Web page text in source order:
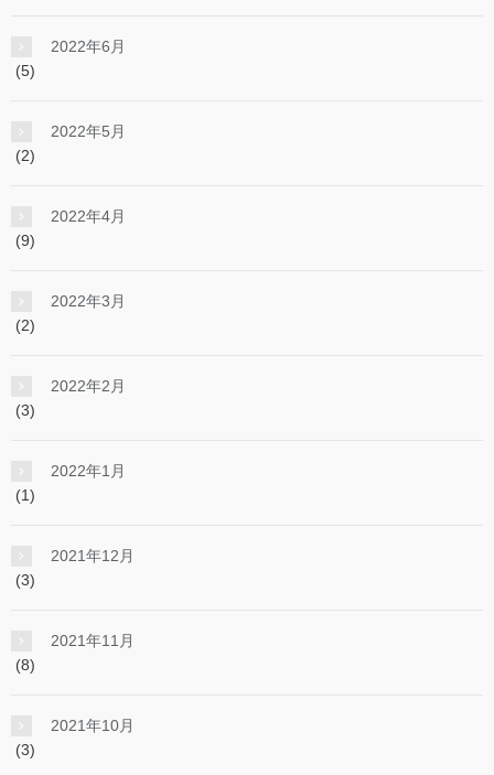
2022年6月
(5)
2022年5月
(2)
2022年4月
(9)
2022年3月
(2)
2022年2月
(3)
2022年1月
(1)
2021年12月
(3)
2021年11月
(8)
2021年10月
(3)